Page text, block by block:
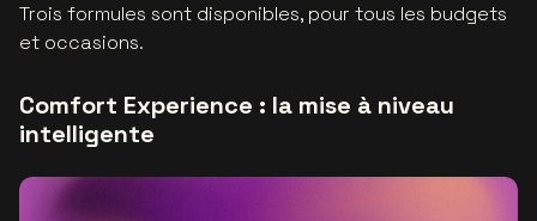
Trois formules sont disponibles, pour tous les budgets
et occasions.
Comfort Experience : la mise à niveau
intelligente